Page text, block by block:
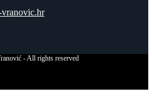
- All rights reserved